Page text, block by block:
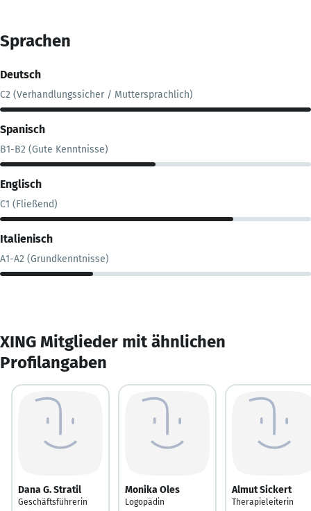
Sprachen
Deutsch
C2 (Verhandlungssicher / Muttersprachlich)
Spanisch
B1-B2 (Gute Kenntnisse)
Englisch
C1 (Fließend)
Italienisch
A1-A2 (Grundkenntnisse)
XING Mitglieder mit ähnlichen
Profilangaben
Dana G. Stratil
Geschäftsführerin
Monika Oles
Logopädin
Almut Sickert
Therapieleiterin